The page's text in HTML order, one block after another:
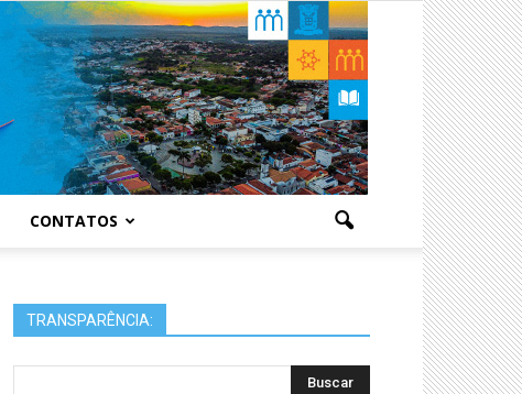
CONTATOS
TRANSPARÊNCIA: